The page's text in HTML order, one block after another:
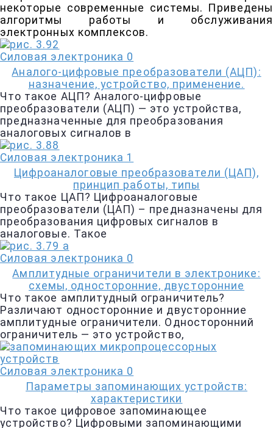
некоторые современные системы. Приведены
алгоритмы работы и обслуживания
электронных комплексов.
Силовая электроника 0
Аналого-цифровые преобразователи (АЦП):
назначение, устройство, применение.
Что такое АЦП? Аналого-цифровые
преобразователи (АЦП) — это устройства,
предназначенные для преобразования
аналоговых сигналов в
Силовая электроника 1
Цифроаналоговые преобразователи (ЦАП),
принцип работы, типы
Что такое ЦАП? Цифроаналоговые
преобразователи (ЦАП) – предназначены для
преобразования цифровых сигналов в
аналоговые. Такое
Силовая электроника 0
Амплитудные ограничители в электронике:
схемы, односторонние, двусторонние
Что такое амплитудный ограничитель?
Различают односторонние и двусторонние
амплитудные ограничители. Односторонний
ограничитель — это устройство,
Силовая электроника 0
Параметры запоминающих устройств:
характеристики
Что такое цифровое запоминающее
устройство? Цифровыми запоминающими